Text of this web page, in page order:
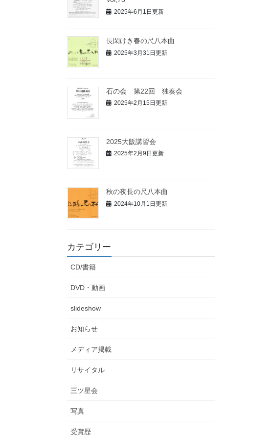
2025年6月1日更新
長閑けき春の尺八本曲
2025年3月31日更新
石の会 第22回 独奏会
2025年2月15日更新
2025大阪講習会
2025年2月9日更新
秋の夜長の尺八本曲
2024年10月1日更新
カテゴリー
CD/書籍
DVD・動画
slideshow
お知らせ
メディア掲載
リサイタル
三ツ星会
写真
受賞歴